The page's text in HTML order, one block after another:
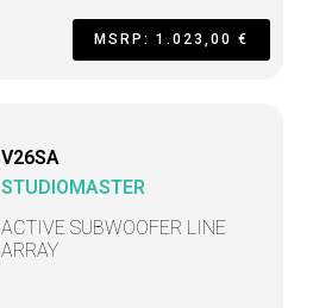
MSRP: 1.023,00 €
V26SA
STUDIOMASTER
ACTIVE SUBWOOFER LINE
ARRAY